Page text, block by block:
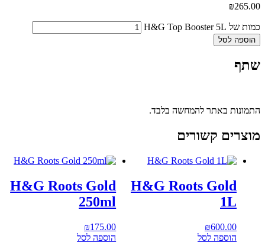
₪265.00
כמות של H&G Top Booster 5L
הוספה לסל
שתף
התמונות באתר להמחשה בלבד.
מוצרים קשורים
H&G Roots Gold
1L
₪600.00
הוספה לסל
H&G Roots Gold
250ml
₪175.00
הוספה לסל